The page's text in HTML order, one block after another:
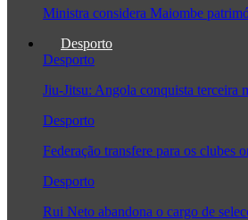
Ministra considera Maiombe
Desporto
Desporto
Jiu-Jitsu: Angola conquista terceira
Desporto
Federação transfere para os clubes
Desporto
Rui Neto abandona o cargo de